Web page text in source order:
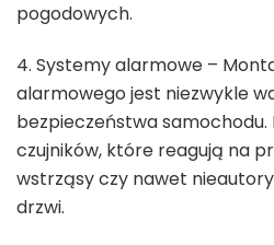
pogodowych.
4. Systemy alarmowe –
alarmowego jest niezwykle
bezpieczeństwa samochodu.
czujników, które reagują na
wstrząsy czy nawet
drzwi.